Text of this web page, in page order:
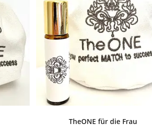
TheONE für die Frau